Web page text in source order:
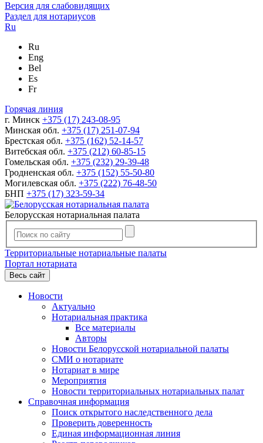
Версия для слабовидящих
Раздел для нотариусов
Ru
Ru
Eng
Bel
Es
Fr
Горячая линия
г. Минск +375 (17) 243-08-95
Минская обл. +375 (17) 251-07-94
Брестская обл. +375 (162) 52-14-57
Витебская обл. +375 (212) 60-85-15
Гомельская обл. +375 (232) 29-39-48
Гродненская обл. +375 (152) 55-50-80
Могилевская обл. +375 (222) 76-48-50
БНП +375 (17) 323-59-34
Белорусская нотариальная палата
Территориальные нотариальные палаты
Портал нотариата
Весь сайт
Новости
Актуально
Нотариальная практика
Все материалы
Авторы
Новости Белорусской нотариальной палаты
СМИ о нотариате
Нотариат в мире
Мероприятия
Новости территориальных нотариальных палат
Справочная информация
Поиск открытого наследственного дела
Проверить доверенность
Единая информационная линия